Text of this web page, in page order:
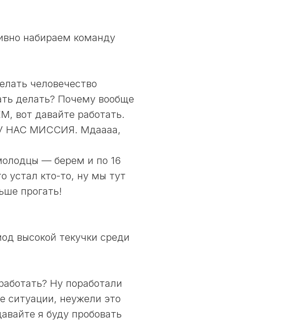
набираем команду
человечество
делать? Почему вообще
вот давайте работать.
У НАС МИССИЯ. Мдаааа,
— берем и по 16
устал кто-то, ну мы тут
прогать!
высокой текучки среди
Ну поработали
ситуации, неужели это
я буду пробовать